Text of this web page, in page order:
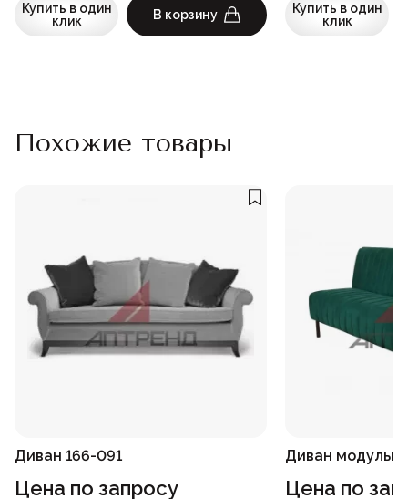
Купить в один
клик
В корзину
Купить в один
клик
Похожие товары
Диван 166-091
Цена по запросу
Диван
Цена по